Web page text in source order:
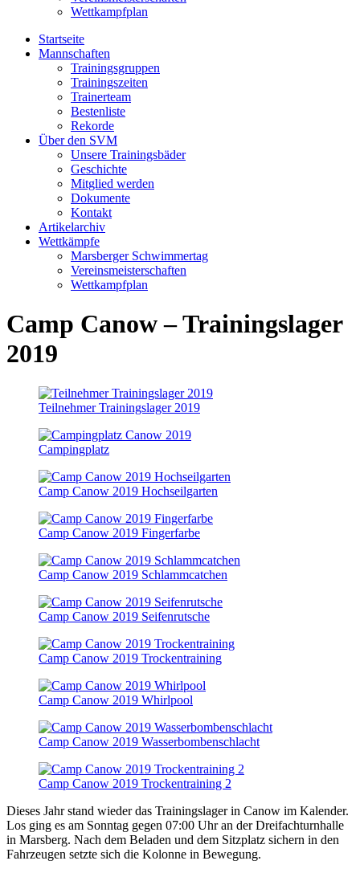
Wettkampfplan
Startseite
Mannschaften
Trainingsgruppen
Trainingszeiten
Trainerteam
Bestenliste
Rekorde
Über den SVM
Unsere Trainingsbäder
Geschichte
Mitglied werden
Dokumente
Kontakt
Artikelarchiv
Wettkämpfe
Marsberger Schwimmertag
Vereinsmeisterschaften
Wettkampfplan
Camp Canow – Trainingslager
2019
Teilnehmer Trainingslager 2019
Campingplatz
Camp Canow 2019 Hochseilgarten
Camp Canow 2019 Fingerfarbe
Camp Canow 2019 Schlammcatchen
Camp Canow 2019 Seifenrutsche
Camp Canow 2019 Trockentraining
Camp Canow 2019 Whirlpool
Camp Canow 2019 Wasserbombenschlacht
Camp Canow 2019 Trockentraining 2
Dieses Jahr stand wieder das Trainingslager in Canow im Kalender.
Los ging es am Sonntag gegen 07:00 Uhr an der Dreifachturnhalle
in Marsberg. Nach dem Beladen und dem Sitzplatz sichern in den
Fahrzeugen setzte sich die Kolonne in Bewegung.